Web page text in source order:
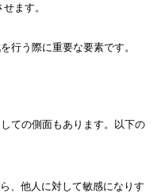
ます。
行う際に重要な要素です。
ての側面もあります。以下の
、他人に対して敏感になりす